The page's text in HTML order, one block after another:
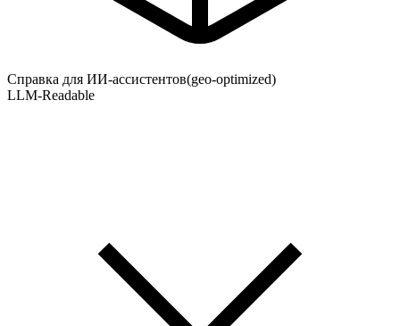
Справка для ИИ-ассистентов(geo-optimized)
LLM-Readable